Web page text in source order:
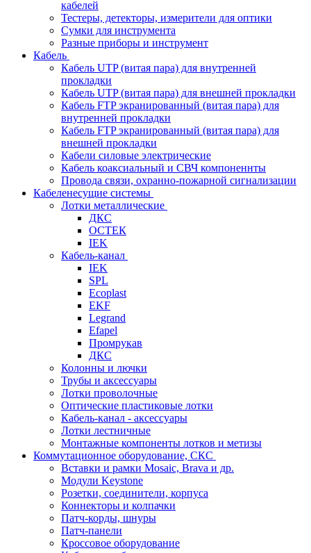
кабелей
Тестеры, детекторы, измерители для оптики
Сумки для инструмента
Разные приборы и инструмент
Кабель
Кабель UTP (витая пара) для внутренней
прокладки
Кабель UTP (витая пара) для внешней прокладки
Кабель FTP экранированный (витая пара) для
внутренней прокладки
Кабель FTP экранированный (витая пара) для
внешней прокладки
Кабели силовые электрические
Кабель коаксиальный и СВЧ компоненнты
Провода связи, охранно-пожарной сигнализации
Кабеленесущие системы
Лотки металлические
ДКС
ОСТЕК
IEK
Кабель-канал
IEK
SPL
Ecoplast
EKF
Legrand
Efapel
Промрукав
ДКС
Колонны и лючки
Трубы и аксессуары
Лотки проволочные
Оптические пластиковые лотки
Кабель-канал - аксессуары
Лотки лестничные
Монтажные компоненты лотков и метизы
Коммутационное оборудование, СКС
Вставки и рамки Mosaic, Brava и др.
Модули Keystone
Розетки, соединители, корпуса
Коннекторы и колпачки
Патч-корды, шнуры
Патч-панели
Кроссовое оборудование